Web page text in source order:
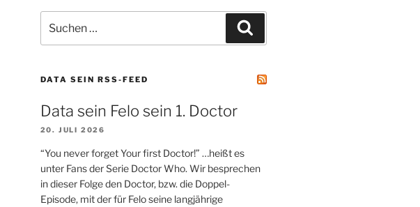
nach:
DATA SEIN RSS-FEED
Data sein Felo sein 1. Doctor
20. JULI 2026
“You never forget Your first Doctor!” …heißt es
unter Fans der Serie Doctor Who. Wir besprechen
in dieser Folge den Doctor, bzw. die Doppel-
Episode, mit der für Felo seine langjährige